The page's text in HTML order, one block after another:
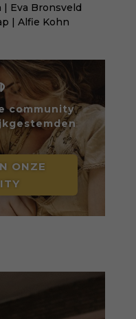
Eva Bronsveld
| Alfie Kohn
community
ONZE